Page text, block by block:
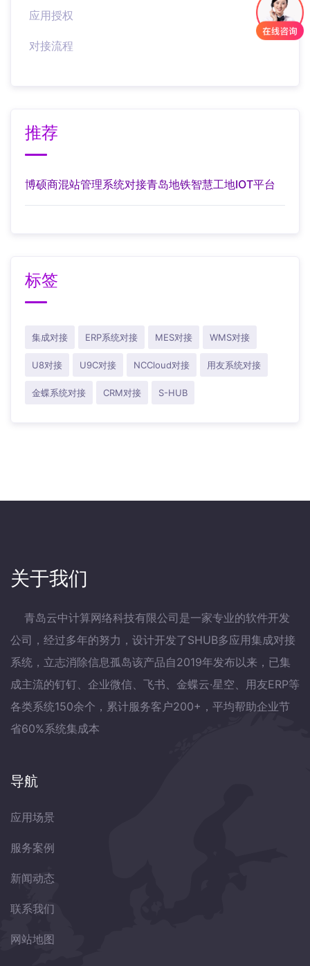
应用授权
对接流程
推荐
博硕商混站管理系统对接青岛地铁智慧工地IOT平台
标签
集成对接 ERP系统对接 MES对接 WMS对接
U8对接 U9C对接 NCCloud对接 用友系统对接
金蝶系统对接 CRM对接 S-HUB
关于我们
青岛云中计算网络科技有限公司是一家专业的软件开发
公司，经过多年的努力，设计开发了SHUB多应用集成对接
系统，立志消除信息孤岛该产品自2019年发布以来，已集
成主流的钉钉、企业微信、飞书、金蝶云·星空、用友ERP等
各类系统150余个，累计服务客户200+，平均帮助企业节
省60%系统集成本
导航
应用场景
服务案例
新闻动态
联系我们
网站地图